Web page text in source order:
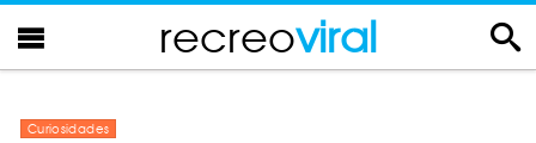
recreoviral
Curiosidades